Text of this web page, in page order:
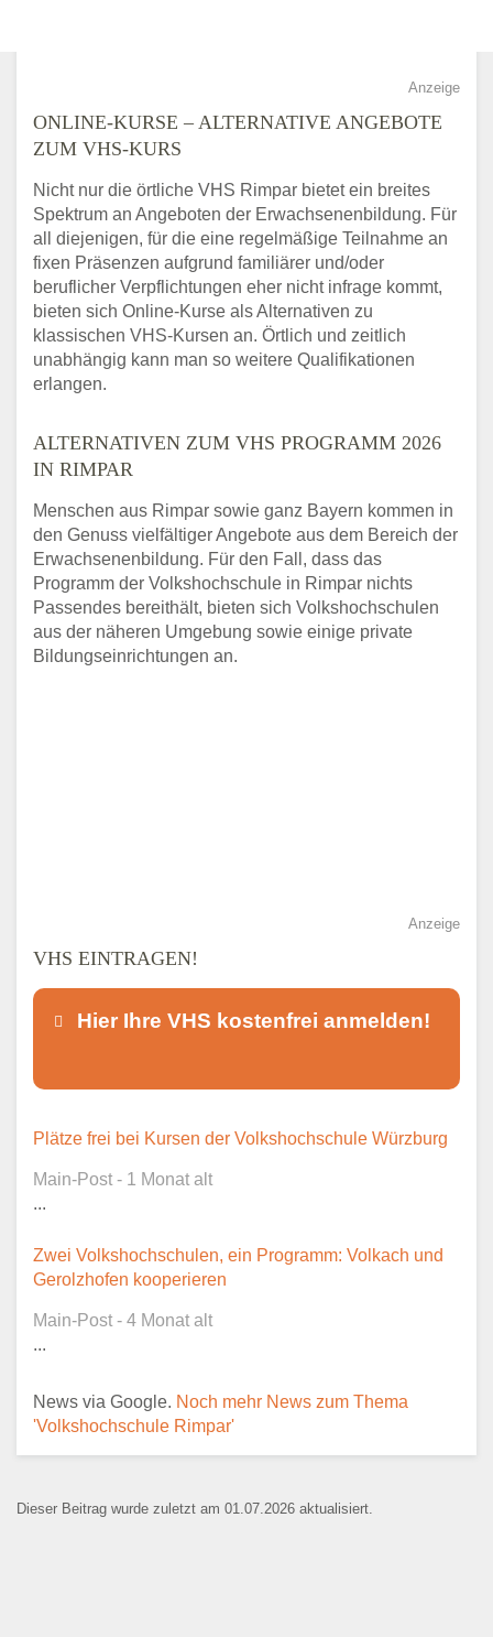
Anzeige
ONLINE-KURSE – ALTERNATIVE ANGEBOTE
ZUM VHS-KURS
Nicht nur die örtliche VHS Rimpar bietet ein breites
Spektrum an Angeboten der Erwachsenenbildung. Für
all diejenigen, für die eine regelmäßige Teilnahme an
fixen Präsenzen aufgrund familiärer und/oder
beruflicher Verpflichtungen eher nicht infrage kommt,
bieten sich Online-Kurse als Alternativen zu
klassischen VHS-Kursen an. Örtlich und zeitlich
unabhängig kann man so weitere Qualifikationen
erlangen.
ALTERNATIVEN ZUM VHS PROGRAMM 2026
IN RIMPAR
Menschen aus Rimpar sowie ganz Bayern kommen in
den Genuss vielfältiger Angebote aus dem Bereich der
Erwachsenenbildung. Für den Fall, dass das
Programm der Volkshochschule in Rimpar nichts
Passendes bereithält, bieten sich Volkshochschulen
aus der näheren Umgebung sowie einige private
Bildungseinrichtungen an.
Anzeige
VHS EINTRAGEN!
Hier Ihre VHS kostenfrei anmelden!
Dieser Teil dient lediglich zur
öffentlich sichtbar.
E-Mail*
Plätze frei bei Kursen der Volkshochschule Würzburg
Main-Post - 1 Monat alt
...
Zwei Volkshochschulen, ein Programm: Volkach und
Gerolzhofen kooperieren
Main-Post - 4 Monat alt
...
News via Google. Noch mehr News zum Thema
'Volkshochschule Rimpar'
Dieser Beitrag wurde zuletzt am 01.07.2026 aktualisiert.